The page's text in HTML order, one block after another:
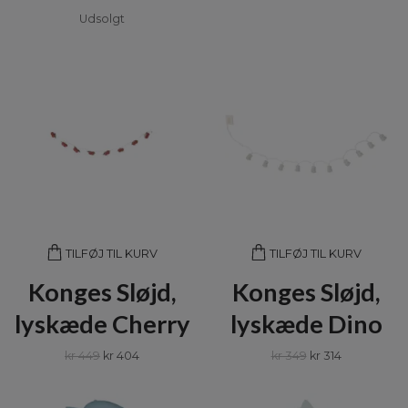
Udsolgt
TILFØJ TIL KURV
Konges Sløjd,
lyskæde Cherry
kr 449 kr 404
TILFØJ TIL KURV
Konges Sløjd,
lyskæde Dino
kr 349 kr 314